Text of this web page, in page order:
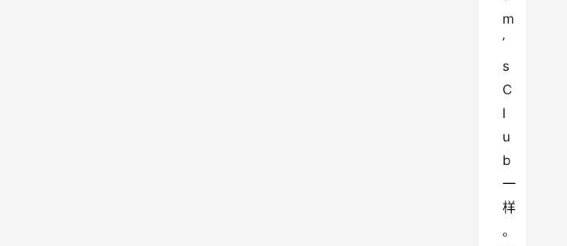
m
’
s
C
l
u
b
一
样
。